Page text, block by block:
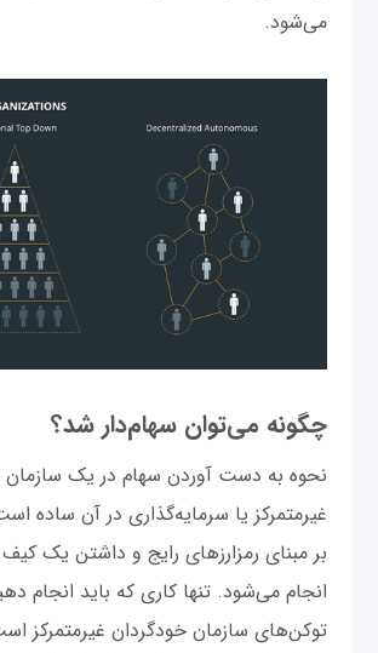
می‌شود.
چگونه می‌توان سهام‌دار شد؟
نحوه به دست آوردن سهام در یک سازمان
غیرمتمرکز یا سرمایه‌گذاری در آن ساده
بر مبنای رمزارزهای رایج و داشتن یک کیف
انجام می‌شود. تنها کاری که باید انجام
توکن‌های سازمان خودگردان غیرمتمرکز